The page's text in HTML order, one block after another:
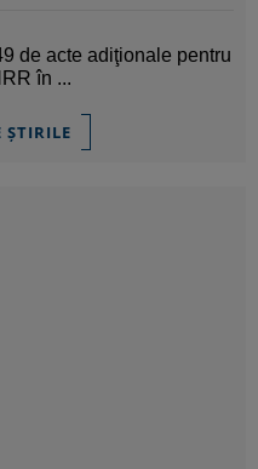
de acte adiţionale pentru
în ...
ȘTIRILE